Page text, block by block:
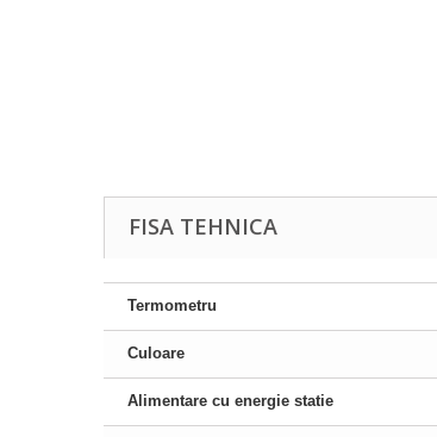
FISA TEHNICA
Termometru
Culoare
Alimentare cu energie statie